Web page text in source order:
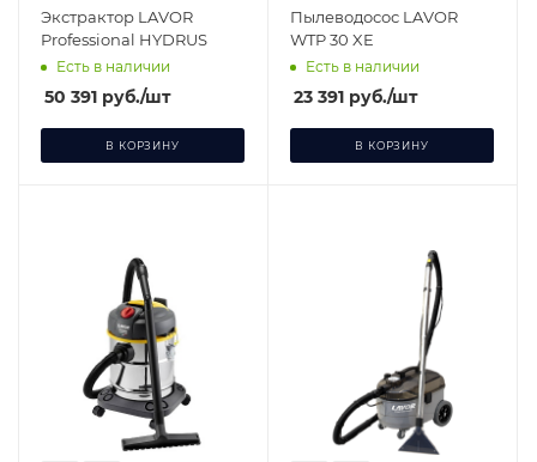
Экстрактор LAVOR
Professional HYDRUS
Есть в наличии
50 391 руб./шт
В КОРЗИНУ
Пылеводосос LAVOR
WTP 30 XE
Есть в наличии
23 391 руб./шт
В КОРЗИНУ